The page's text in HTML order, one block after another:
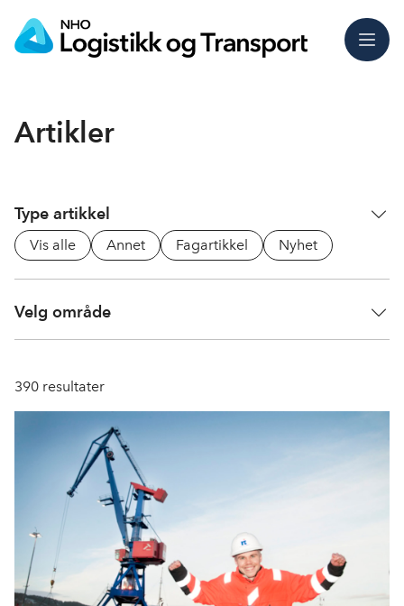
Meny
Artikler
Type artikkel
Vis alle Annet Fagartikkel Nyhet
Velg område
390 resultater